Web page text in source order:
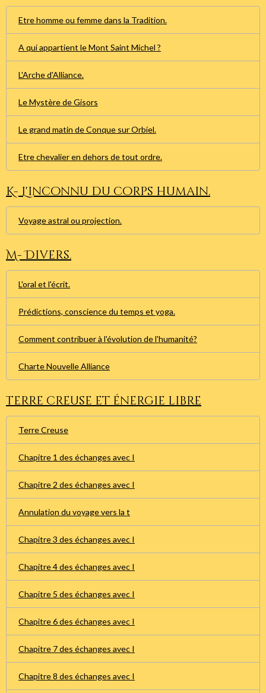
Etre homme ou femme dans la Tradition.
A qui appartient le Mont Saint Michel ?
L'Arche d'Alliance.
Le Mystère de Gisors
Le grand matin de Conque sur Orbiel.
Etre chevalier en dehors de tout ordre.
K- L'inconnu du corps humain.
Voyage astral ou projection.
M- Divers.
L'oral et l'écrit.
Prédictions, conscience du temps et yoga.
Comment contribuer à l'évolution de l'humanité?
Charte Nouvelle Alliance
Terre creuse et énergie libre
Terre Creuse
Chapitre 1 des échanges avec I
Chapitre 2 des échanges avec I
Annulation du voyage vers la t
Chapitre 3 des échanges avec I
Chapitre 4 des échanges avec I
Chapitre 5 des échanges avec I
Chapitre 6 des échanges avec I
Chapitre 7 des échanges avec I
Chapitre 8 des échanges avec I